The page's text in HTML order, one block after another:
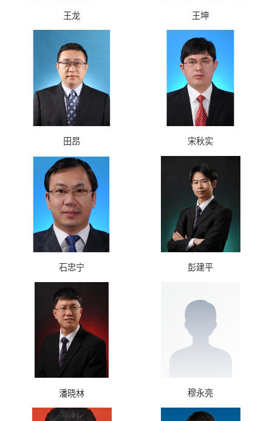
王龙 王坤
田昂 宋秋实
石忠宁 彭建平
潘晓林 穆永亮